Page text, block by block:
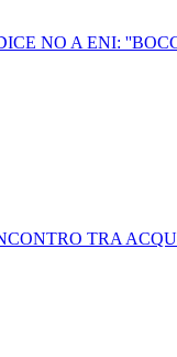
NO A ENI:
TRA